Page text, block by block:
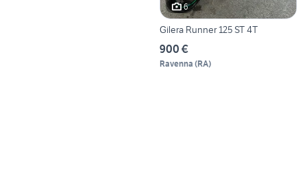
6
Gilera Runner 125 ST 4T
900 €
Ravenna (RA)